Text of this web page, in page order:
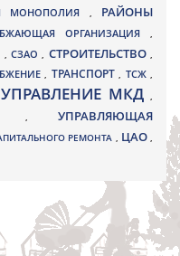
МОНОПОЛИЯ , РАЙОНЫ
ОРГАНИЗАЦИЯ ,
,СЗАО, СТРОИТЕЛЬСТВО,
, ТРАНСПОРТ , ТСЖ ,
УПРАВЛЕНИЕ МКД ,
,УПРАВЛЯЮЩАЯ
РЕМОНТА , ЦАО,